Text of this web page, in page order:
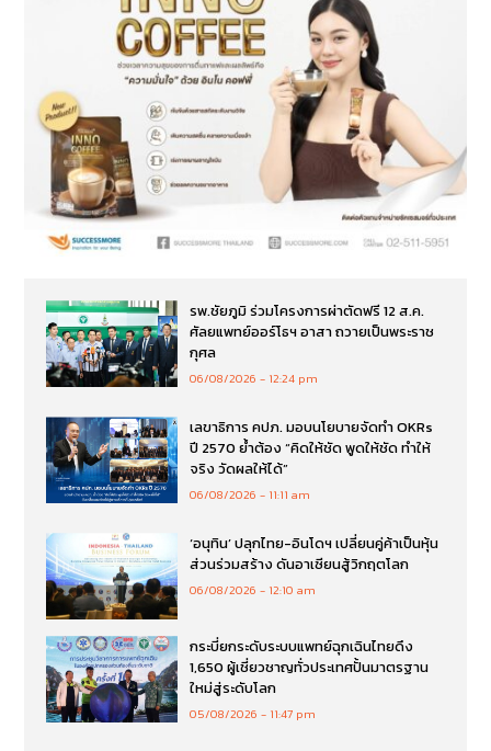
รพ.ชัยภูมิ ร่วมโครงการผ่าตัดฟรี 12 ส.ค.
ศัลยแพทย์ออร์โธฯ อาสา ถวายเป็นพระราช
กุศล
06/08/2026 12:24 pm
เลขาธิการ คปภ. มอบนโยบายจัดทำ OKRs
ปี 2570 ย้ำต้อง “คิดให้ชัด พูดให้ชัด ทำให้
จริง วัดผลให้ได้”
06/08/2026 11:11 am
‘อนุทิน’ ปลุกไทย-อินโดฯ เปลี่ยนคู่ค้าเป็นหุ้น
ส่วนร่วมสร้าง ดันอาเซียนสู้วิกฤตโลก
06/08/2026 12:10 am
กระบี่ยกระดับระบบแพทย์ฉุกเฉินไทยดึง
1,650 ผู้เชี่ยวชาญทั่วประเทศปั้นมาตรฐาน
ใหม่สู่ระดับโลก
05/08/2026 11:47 pm